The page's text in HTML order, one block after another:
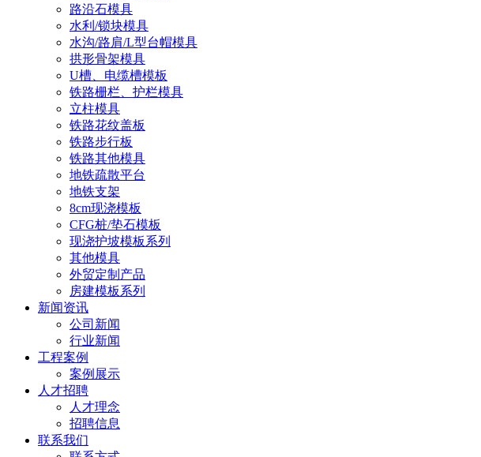
路沿石模具
水利/锁块模具
水沟/路肩/L型台帽模具
拱形骨架模具
U槽、电缆槽模板
铁路栅栏、护栏模具
立柱模具
铁路花纹盖板
铁路步行板
铁路其他模具
地铁疏散平台
地铁支架
8cm现浇模板
CFG桩/垫石模板
现浇护坡模板系列
其他模具
外贸定制产品
房建模板系列
新闻资讯
公司新闻
行业新闻
工程案例
案例展示
人才招聘
人才理念
招聘信息
联系我们